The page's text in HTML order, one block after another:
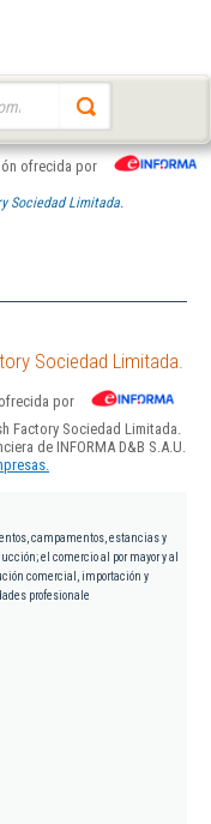
ofrecida por
Sociedad Limitada.
Sociedad Limitada.
por
Factory Sociedad Limitada.
de INFORMA D&B S.A.U.
campamentos, estancias y
el comercio al por mayor y al
comercial, importación y
profesionale